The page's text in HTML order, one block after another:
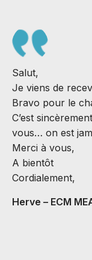
Salut,
Je viens de
Bravo pour le
C’est
vous… on est
Merci à vous,
A bientôt
Cordialement,
Herve – ECM